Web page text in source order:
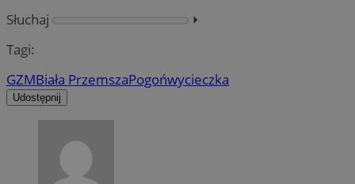
Słuchaj
⏵︎
Tagi:
GZMBiała PrzemszaPogońwycieczka
Udostępnij